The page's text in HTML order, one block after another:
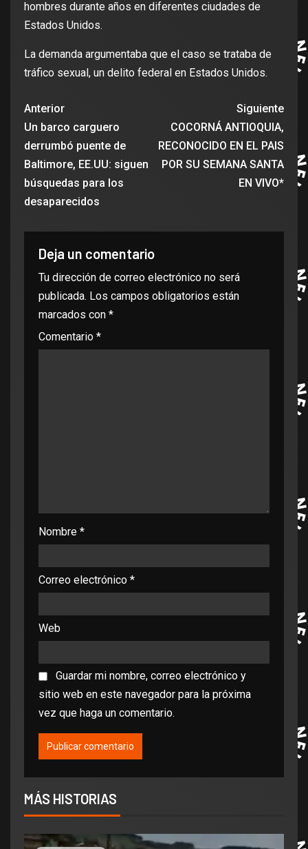
hombres durante años en diferentes ciudades de
Estados Unidos.
La demanda argumentaba que el caso se trataba de
tráfico sexual, un delito federal en Estados Unidos.
Anterior
Un barco carguero
derrumbó puente de
Baltimore, EE.UU: siguen
búsquedas para los
desaparecidos
Siguiente
COCORNÁ ANTIOQUIA,
RECONOCIDO EN EL PAIS
POR SU SEMANA SANTA
EN VIVO*
Deja un comentario
Tu dirección de correo electrónico no será
publicada. Los campos obligatorios están
marcados con *
Comentario *
Nombre *
Correo electrónico *
Web
Guardar mi nombre, correo electrónico y
sitio web en este navegador para la próxima
vez que haga un comentario.
MÁS HISTORIAS